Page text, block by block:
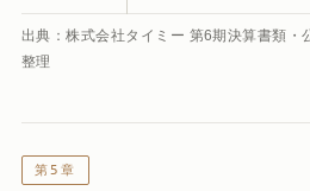
出典：株式会社タイミー 第6期決算書類・
整理
第5章